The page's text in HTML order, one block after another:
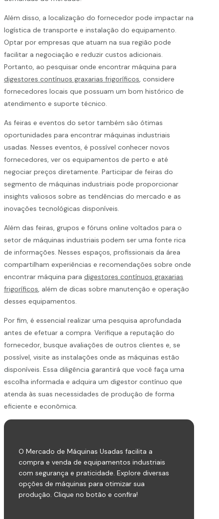
Além disso, a localização do fornecedor pode impactar na
logística de transporte e instalação do equipamento.
Optar por empresas que atuam na sua região pode
facilitar a negociação e reduzir custos adicionais.
Portanto, ao pesquisar onde encontrar máquina para
digestores contínuos graxarias frigoríficos, considere
fornecedores locais que possuam um bom histórico de
atendimento e suporte técnico.
As feiras e eventos do setor também são ótimas
oportunidades para encontrar máquinas industriais
usadas. Nesses eventos, é possível conhecer novos
fornecedores, ver os equipamentos de perto e até
negociar preços diretamente. Participar de feiras do
segmento de máquinas industriais pode proporcionar
insights valiosos sobre as tendências do mercado e as
inovações tecnológicas disponíveis.
Além das feiras, grupos e fóruns online voltados para o
setor de máquinas industriais podem ser uma fonte rica
de informações. Nesses espaços, profissionais da área
compartilham experiências e recomendações sobre onde
encontrar máquina para digestores contínuos graxarias
frigoríficos, além de dicas sobre manutenção e operação
desses equipamentos.
Por fim, é essencial realizar uma pesquisa aprofundada
antes de efetuar a compra. Verifique a reputação do
fornecedor, busque avaliações de outros clientes e, se
possível, visite as instalações onde as máquinas estão
disponíveis. Essa diligência garantirá que você faça uma
escolha informada e adquira um digestor contínuo que
atenda às suas necessidades de produção de forma
eficiente e econômica.
O Mercado de Máquinas Usadas facilita a
compra e venda de equipamentos industriais
com segurança e praticidade. Explore diversas
opções de máquinas para otimizar sua
produção. Clique no botão e confira!